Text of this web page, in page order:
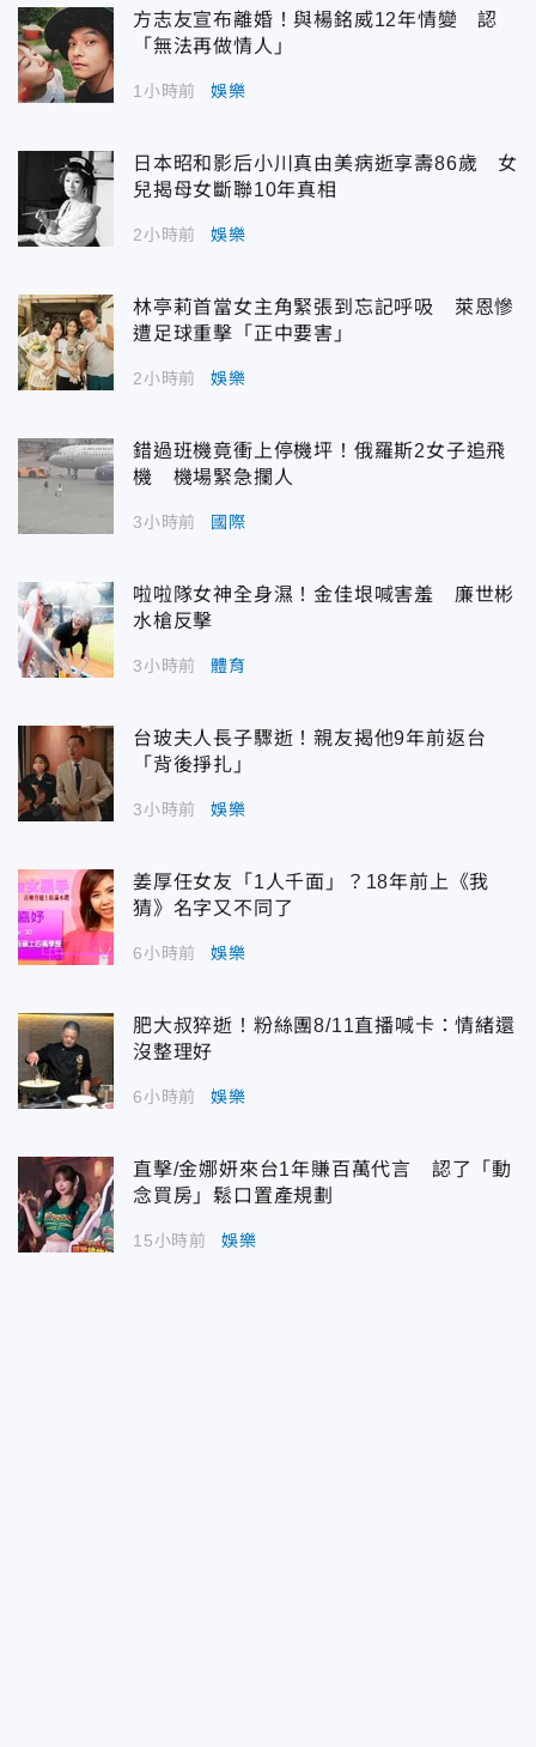
方志友宣布離婚！與楊銘威12年情變 認
「無法再做情人」
1小時前 娛樂
日本昭和影后小川真由美病逝享壽86歲 女
兒揭母女斷聯10年真相
2小時前 娛樂
林亭莉首當女主角緊張到忘記呼吸 萊恩慘
遭足球重擊「正中要害」
2小時前 娛樂
錯過班機竟衝上停機坪！俄羅斯2女子追飛
機 機場緊急攔人
3小時前 國際
啦啦隊女神全身濕！金佳垠喊害羞 廉世彬
水槍反擊
3小時前 體育
台玻夫人長子驟逝！親友揭他9年前返台
「背後掙扎」
3小時前 娛樂
姜厚任女友「1人千面」？18年前上《我
猜》名字又不同了
6小時前 娛樂
肥大叔猝逝！粉絲團8/11直播喊卡：情緒還
沒整理好
6小時前 娛樂
直擊/金娜妍來台1年賺百萬代言 認了「動
念買房」鬆口置產規劃
15小時前 娛樂